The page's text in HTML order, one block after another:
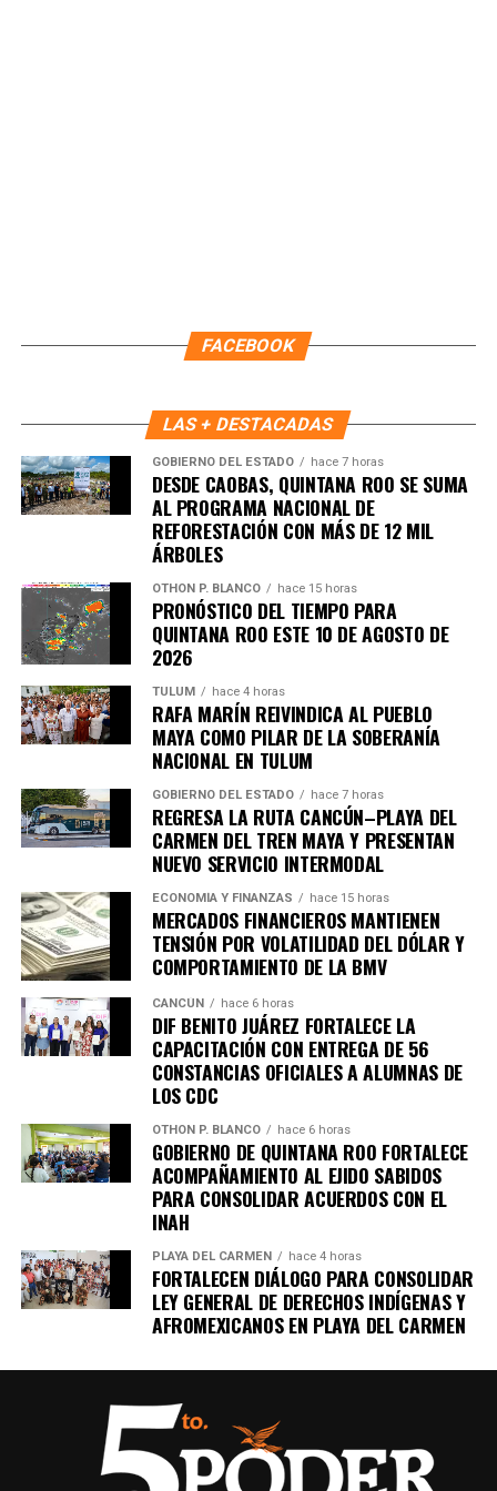
Recibe las noticias al instante
Únete al canal oficial de WhatsApp de
Quinto Poder y recibe las noticias más
importantes de Quintana Roo directamente
en tu teléfono.
Unirme al canal de WhatsApp
FACEBOOK
LAS + DESTACADAS
GOBIERNO DEL ESTADO hace 7 horas
DESDE CAOBAS, QUINTANA ROO SE SUMA
AL PROGRAMA NACIONAL DE
REFORESTACIÓN CON MÁS DE 12 MIL
ÁRBOLES
OTHON P. BLANCO hace 15 horas
PRONÓSTICO DEL TIEMPO PARA
QUINTANA ROO ESTE 10 DE AGOSTO DE
2026
TULUM hace 4 horas
RAFA MARÍN REIVINDICA AL PUEBLO
MAYA COMO PILAR DE LA SOBERANÍA
NACIONAL EN TULUM
GOBIERNO DEL ESTADO hace 7 horas
REGRESA LA RUTA CANCÚN–PLAYA DEL
CARMEN DEL TREN MAYA Y PRESENTAN
NUEVO SERVICIO INTERMODAL
ECONOMÍA Y FINANZAS hace 15 horas
MERCADOS FINANCIEROS MANTIENEN
TENSIÓN POR VOLATILIDAD DEL DÓLAR Y
COMPORTAMIENTO DE LA BMV
CANCÚN hace 6 horas
DIF BENITO JUÁREZ FORTALECE LA
CAPACITACIÓN CON ENTREGA DE 56
CONSTANCIAS OFICIALES A ALUMNAS DE
LOS CDC
OTHON P. BLANCO hace 6 horas
GOBIERNO DE QUINTANA ROO FORTALECE
ACOMPAÑAMIENTO AL EJIDO SABIDOS
PARA CONSOLIDAR ACUERDOS CON EL
INAH
PLAYA DEL CARMEN hace 4 horas
FORTALECEN DIÁLOGO PARA CONSOLIDAR
LEY GENERAL DE DERECHOS INDÍGENAS Y
AFROMEXICANOS EN PLAYA DEL CARMEN